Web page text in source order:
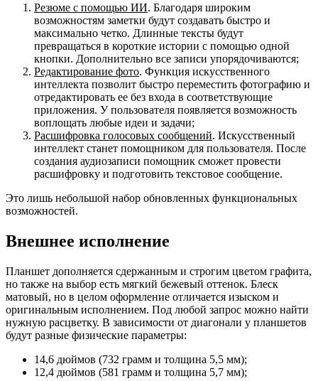
Резюме с помощью ИИ. Благодаря широким
возможностям заметки будут создавать быстро и
максимально четко. Длинные тексты будут
превращаться в короткие истории с помощью одной
кнопки. Дополнительно все записи упорядочиваются;
Редактирование фото. Функция искусственного
интеллекта позволит быстро переместить фотографию и
отредактировать ее без входа в соответствующие
приложения. У пользователя появляется возможность
воплощать любые идеи и задачи;
Расшифровка голосовых сообщений. Искусственный
интеллект станет помощником для пользователя. После
создания аудиозаписи помощник сможет провести
расшифровку и подготовить текстовое сообщение.
Это лишь небольшой набор обновленных функциональных
возможностей.
Внешнее исполнение
Планшет дополняется сдержанным и строгим цветом графита,
но также на выбор есть мягкий бежевый оттенок. Блеск
матовый, но в целом оформление отличается изыском и
оригинальным исполнением. Под любой запрос можно найти
нужную расцветку. В зависимости от диагонали у планшетов
будут разные физические параметры:
14,6 дюймов (732 грамм и толщина 5,5 мм);
12,4 дюймов (581 грамм и толщина 5,7 мм);